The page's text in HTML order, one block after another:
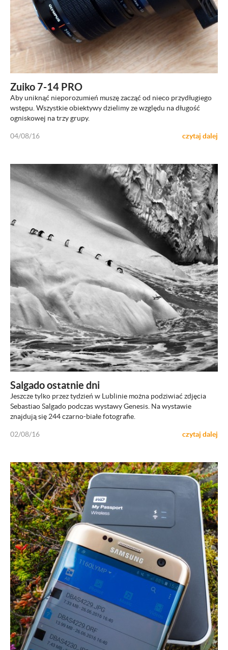
Zuiko 7-14 PRO
Aby uniknąć nieporozumień muszę zacząć od nieco przydługiego
wstępu. Wszystkie obiektywy dzielimy ze względu na długość
ogniskowej na trzy grupy.
04/08/16 czytaj dalej
ZOBACZ
Salgado ostatnie dni
Jeszcze tylko przez tydzień w Lublinie można podziwiać zdjęcia
Sebastiao Salgado podczas wystawy Genesis. Na wystawie
znajdują się 244 czarno-białe fotografie.
02/08/16 czytaj dalej
ZOBACZ